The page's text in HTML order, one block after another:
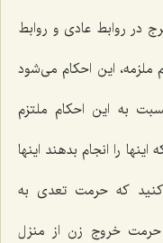
در روابط عادی و روابط
ملزمه، این احکام می‌شود
به این احکام ملتزم
را انجام بدهند اینها
کنید که حرمت تعدی به
حرمت خروج زن از منزل